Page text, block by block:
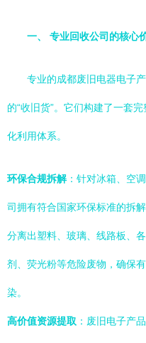
一、 专业回收公司的核心
专业的成都废旧电器电子
的“收旧货”。它们构建了一套
化利用体系。
环保合规拆解：针对冰箱、空
司拥有符合国家环保标准的拆
分离出塑料、玻璃、线路板、
剂、荧光粉等危险废物，确保
染。
高价值资源提取 ：废旧电子产